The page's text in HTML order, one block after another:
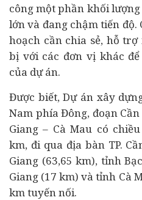
công một phần khối
lớn và đang chậm tiến độ.
hoạch cần chia sẻ, hỗ
bị với các đơn vị khác
của dự án.
Được biết, Dự án xây
Nam phía Đông, đoạn
Giang – Cà Mau có
km, đi qua địa bàn TP.
Giang (63,65 km), tỉnh
Giang (17 km) và tỉnh Cà
km tuyến nối.